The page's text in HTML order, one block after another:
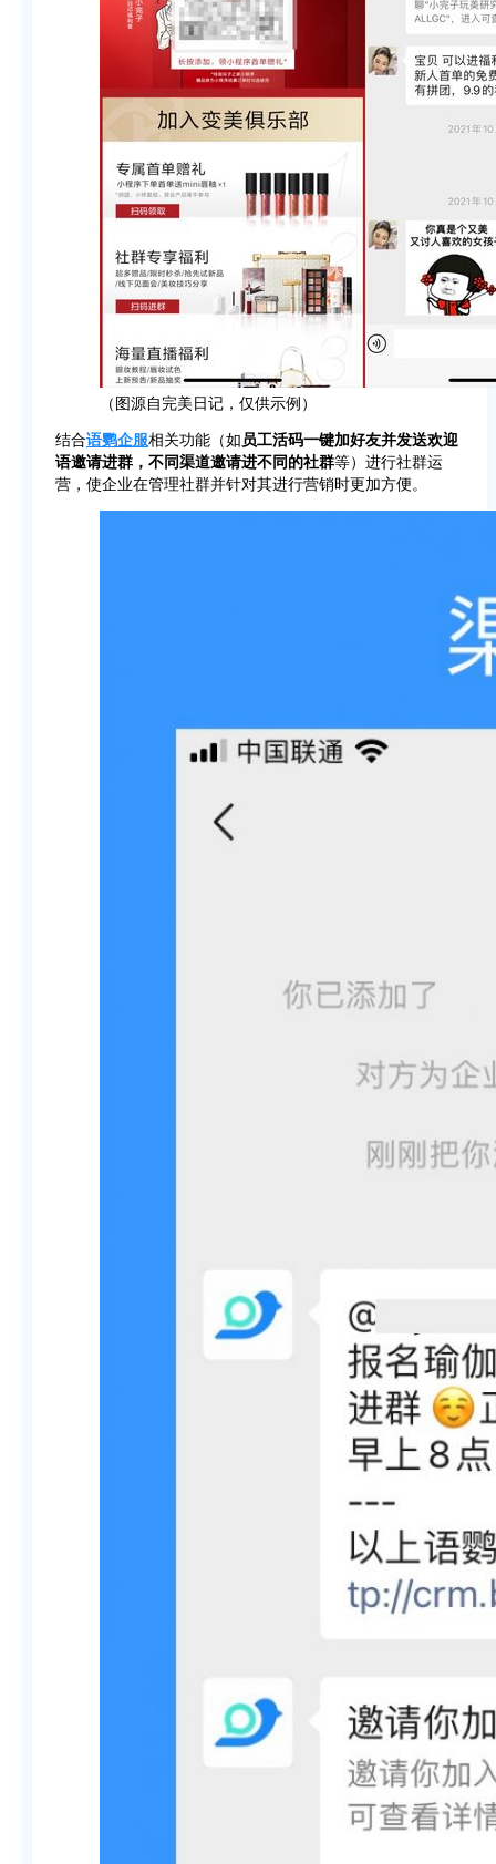
（图源自完美日记，仅供示例）
结合语鹦企服相关功能（如员工活码一键加好友并发送欢迎
语邀请进群，不同渠道邀请进不同的社群等）进行社群运
营，使企业在管理社群并针对其进行营销时更加方便。